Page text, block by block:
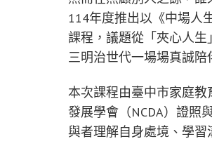
114年度推出以《中場人
課程，議題從「夾心人
三明治世代一場場真誠陪
本次課程由臺中市家庭教
發展學會（NCDA）證照
與者理解自身處境、學習